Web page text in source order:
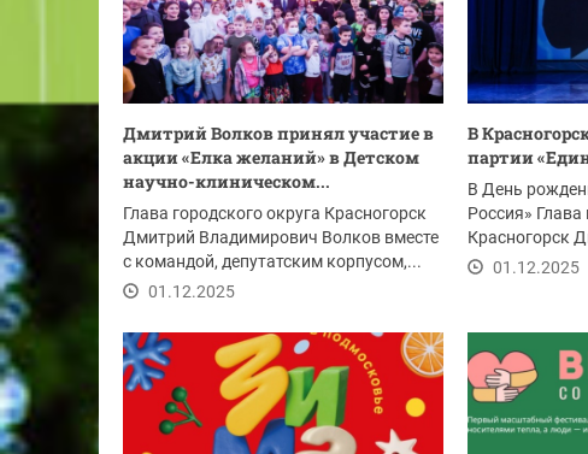
Дмитрий Волков принял участие в
акции «Елка желаний» в Детском
научно-клиническом...
Глава городского округа Красногорск
Дмитрий Владимирович Волков вместе
с командой, депутатским корпусом,...
01.12.2025
В
партии
В День
Россия» Глава
Красногорск
Волков вместе
01.12.2025